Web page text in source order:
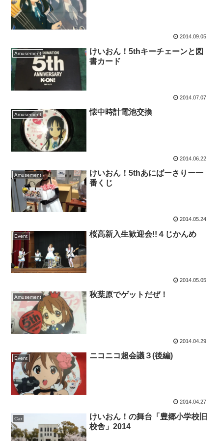
2014.09.05
Amusement
けいおん！5thキーチェーンと図
書カード
2014.07.07
Amusement 懐中時計電池交換
2014.06.22
Amusement
けいおん！5thあにばーさりー一
番くじ
2014.05.24
Event 桜高新入生歓迎会!!４じかんめ
2014.05.05
Amusement 秋葉原でゲットだぜ！
2014.04.29
Event ニコニコ超会議３(後編)
2014.04.27
Car
けいおん！の舞台「豊郷小学校旧
校舎」2014